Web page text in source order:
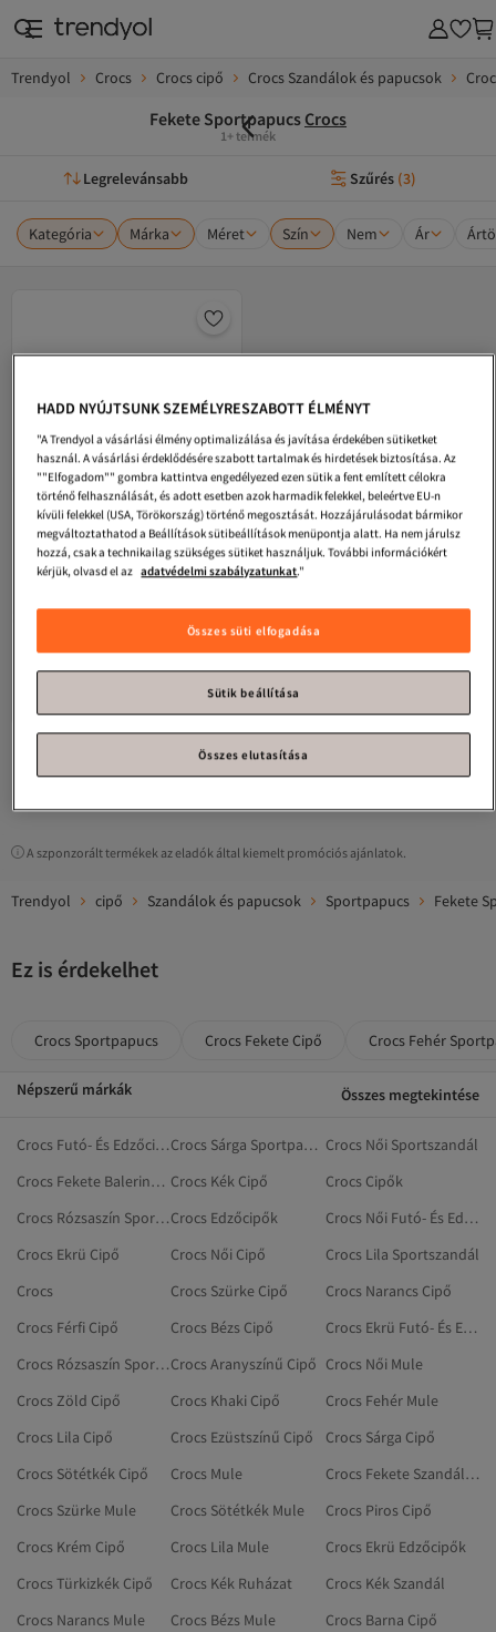
Trendyol Crocs Crocs cipő Crocs Szandálok és papucsok
Fekete Sportpapucs Crocs
1+ termék
Legrelevánsabb Szűrés (3)
Kategória Márka Méret Szín Nem Ár
A szponzorált termékek az eladók által kiemelt promóciós ajánlatok.
Trendyol cipő Szandálok és papucsok Sportpapucs Fekete
Ez is érdekelhet
Crocs Sportpapucs Crocs Fekete Cipő Crocs Fehér
Népszerű márkák Összes megtekintése
Crocs Futó- És Edzőcipők Crocs Sárga Sportpapucs Crocs Női Sportszandál
Crocs Fekete Balerinacipő Crocs Kék Cipő
Crocs Cipők
Crocs Rózsaszín SportpapucsCrocs Edzőcipők
Crocs Női Futó- És Edzőcipők
Crocs Ekrü Cipő
Crocs Női Cipő
Crocs Lila Sportszandál
Crocs
Crocs Szürke Cipő
Crocs Narancs Cipő
Crocs Férfi Cipő
Crocs Bézs Cipő
Crocs Ekrü Futó- És Edzőcipők
Crocs Rózsaszín SportszandálCrocs Aranyszínű Cipő Crocs Női Mule
Crocs Zöld Cipő
Crocs Khaki Cipő
Crocs Fehér Mule
Crocs Lila Cipő
Crocs Ezüstszínű Cipő
Crocs Sárga Cipő
Crocs Sötétkék Cipő
Crocs Mule
Crocs Fekete Szandálok És Papucsok
Crocs Szürke Mule
Crocs Sötétkék Mule
Crocs Piros Cipő
Crocs Krém Cipő
Crocs Lila Mule
Crocs Ekrü Edzőcipők
Crocs Türkizkék Cipő
Crocs Kék Ruházat
Crocs Kék Szandál
Crocs Narancs Mule
Crocs Bézs Mule
Crocs Barna Cipő
HADD NYÚJTSUNK SZEMÉLYRESZABOTT ÉLMÉNYT
"A Trendyol a vásárlási élmény optimalizálása és javítása érdekében sütiketket
használ. A vásárlási érdeklődésére szabott tartalmak és hirdetések biztosítása. Az
""Elfogadom"" gombra kattintva engedélyezed ezen sütik a fent említett célokra
történő felhasználását, és adott esetben azok harmadik felekkel, beleértve EU-n
kívüli felekkel (USA, Törökország) történő megosztását. Hozzájárulásodat bármikor
megváltoztathatod a Beállítások sütibeállítások menüpontja alatt. Ha nem járulsz
hozzá, csak a technikailag szükséges sütiket használjuk. További információkért
kérjük, olvasd el az adatvédelmi szabályzatunkat."
Összes süti elfogadása
Sütik beállítása
Összes elutasítása